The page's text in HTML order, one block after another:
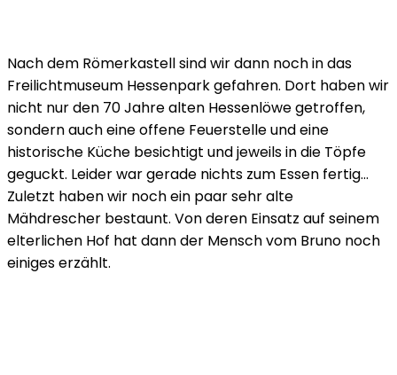
Nach dem Römerkastell sind wir dann noch in das
Freilichtmuseum Hessenpark gefahren. Dort haben wir
nicht nur den 70 Jahre alten Hessenlöwe getroffen,
sondern auch eine offene Feuerstelle und eine
historische Küche besichtigt und jeweils in die Töpfe
geguckt. Leider war gerade nichts zum Essen fertig…
Zuletzt haben wir noch ein paar sehr alte
Mähdrescher bestaunt. Von deren Einsatz auf seinem
elterlichen Hof hat dann der Mensch vom Bruno noch
einiges erzählt.